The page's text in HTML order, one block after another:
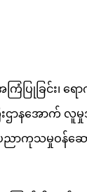
ြုခြင်း၊ ရ
ဌာနအောက် လူမှု
ာကုသမှုဝန်ဆော